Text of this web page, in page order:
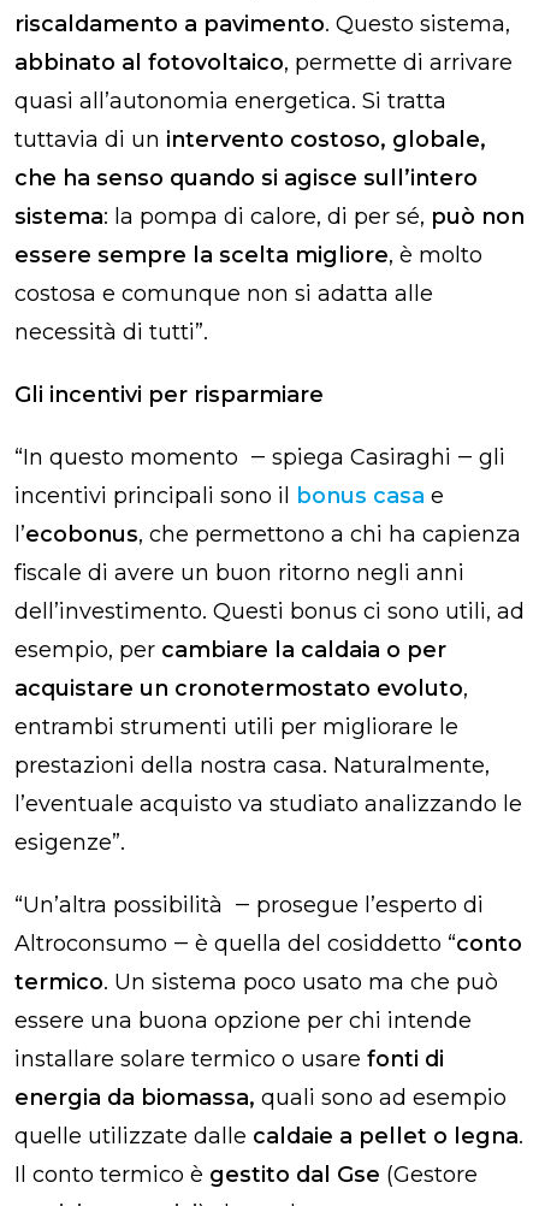
riscaldamento a pavimento. Questo sistema,
abbinato al fotovoltaico, permette di arrivare
quasi all’autonomia energetica. Si tratta
tuttavia di un intervento costoso, globale,
che ha senso quando si agisce sull’intero
sistema: la pompa di calore, di per sé, può non
essere sempre la scelta migliore, è molto
costosa e comunque non si adatta alle
necessità di tutti”.
Gli incentivi per risparmiare
“In questo momento ‒ spiega Casiraghi ‒ gli
incentivi principali sono il
bonus casa e
l’ecobonus, che permettono a chi ha capienza
fiscale di avere un buon ritorno negli anni
dell’investimento. Questi bonus ci sono utili, ad
esempio, per cambiare la caldaia o per
acquistare un cronotermostato evoluto,
entrambi strumenti utili per migliorare le
prestazioni della nostra casa. Naturalmente,
l’eventuale acquisto va studiato analizzando le
esigenze”.
“Un’altra possibilità ‒ prosegue l’esperto di
Altroconsumo ‒ è quella del cosiddetto “conto
termico. Un sistema poco usato ma che può
essere una buona opzione per chi intende
installare solare termico o usare fonti di
energia da biomassa, quali sono ad esempio
quelle utilizzate dalle caldaie a pellet o legna.
Il conto termico è gestito dal Gse (Gestore